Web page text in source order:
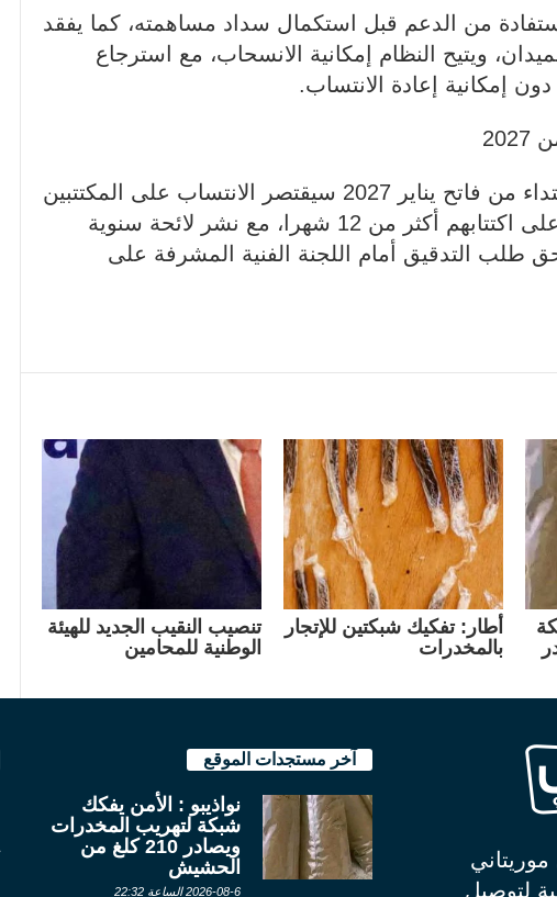
من الدعم قبل استكمال سداد مساهمته، كما يفقد
ويتيح النظام إمكانية الانسحاب، مع استرجاع
إمكانية إعادة الانتساب.
وأفادت الوزارة أنه ابتداء من فاتح يناير 2027 سيقتصر الانتساب على المكتتبين
الجدد ممن لم يمض على اكتتابهم أكثر من 12 شهرا، مع نشر لائحة سنوية
طلب التدقيق أمام اللجنة الفنية المشرفة على
أطار: تفكيك شبكتين للإتجار
بالمخدرات
تنصيب النقيب الجديد للهيئة
الوطنية للمحامين
لتوصيل
آخر مستجدات الموقع
نواذيبو : الأمن يفكك
شبكة لتهريب المخدرات
ويصادر 210 كلغ من
الحشيش
2026-08-6 الساعة 22:32